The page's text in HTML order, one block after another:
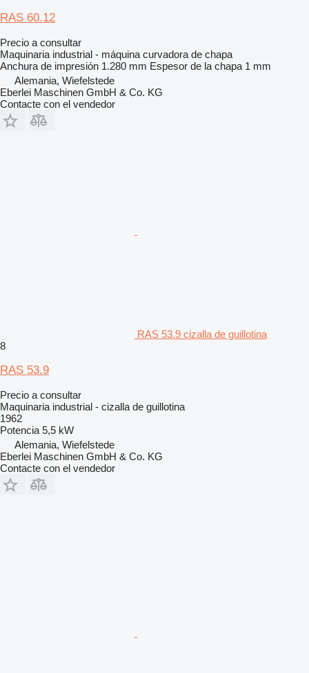
RAS 60.12
Precio a consultar
Maquinaria industrial - máquina curvadora de chapa
Anchura de impresión 1.280 mm Espesor de la chapa 1 mm
Alemania, Wiefelstede
Eberlei Maschinen GmbH & Co. KG
Contacte con el vendedor
RAS 53.9 cizalla de guillotina
8
RAS 53.9
Precio a consultar
Maquinaria industrial - cizalla de guillotina
1962
Potencia 5,5 kW
Alemania, Wiefelstede
Eberlei Maschinen GmbH & Co. KG
Contacte con el vendedor